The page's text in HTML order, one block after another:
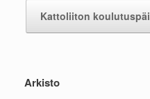
Kattoliiton
Arkisto